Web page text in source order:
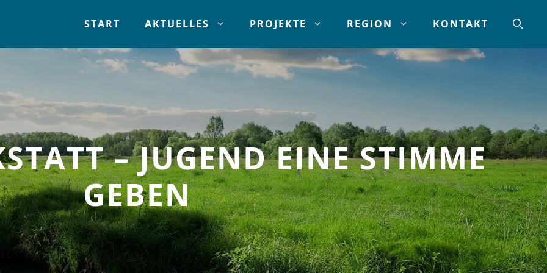
START AKTUELLES PROJEKTE REGION KONTAKT
– JUGEND EINE STIMME
GEBEN